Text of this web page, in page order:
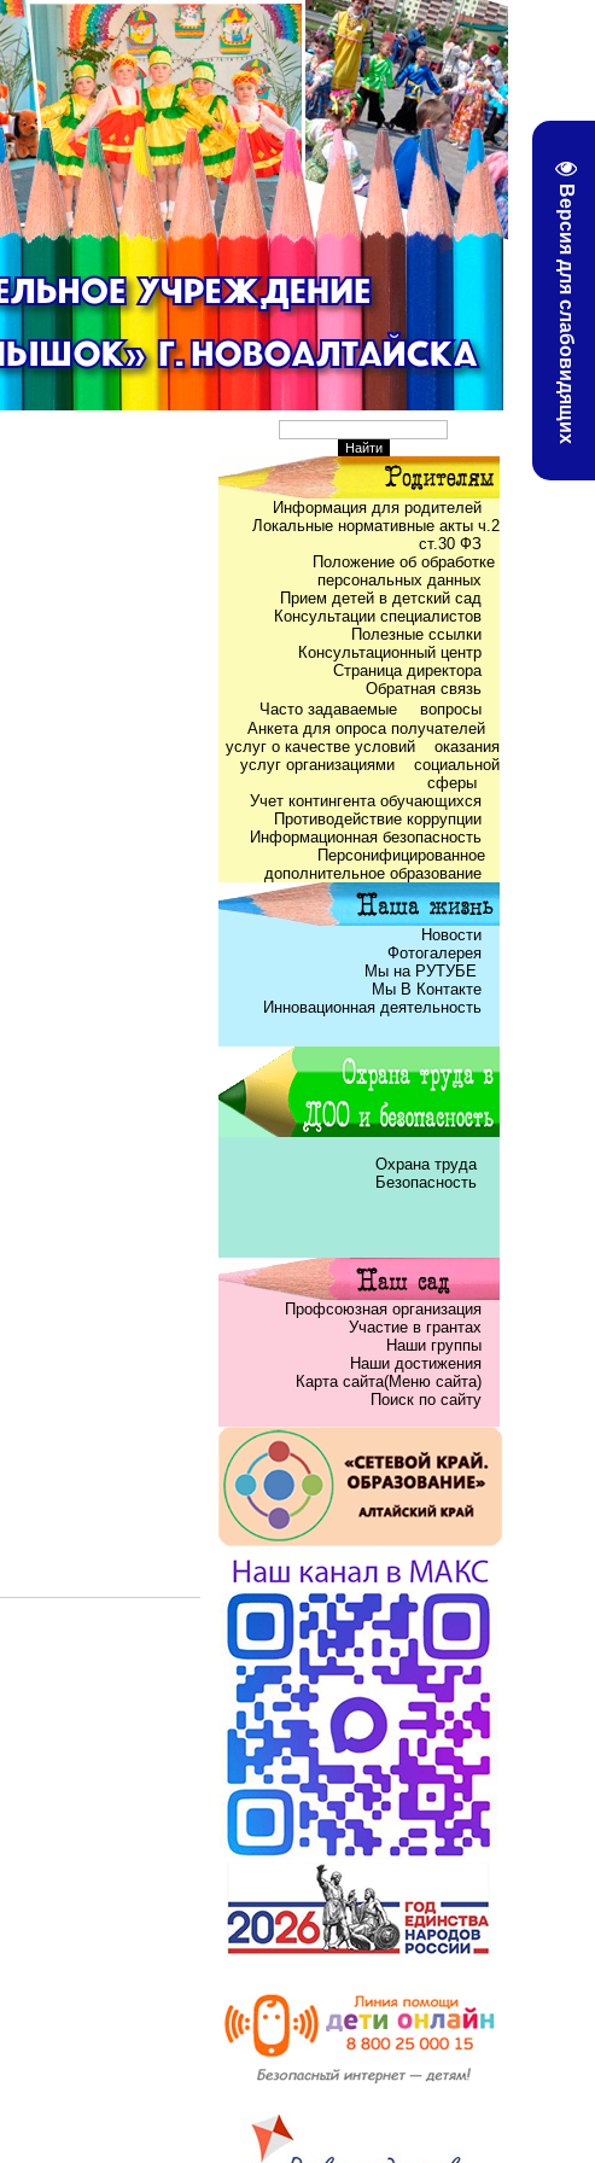
Версия для слабовидящих
Информация для родителей
Локальные нормативные акты ч.2
ст.30 ФЗ
Положение об обработке
персональных данных
Прием детей в детский сад
Консультации специалистов
Полезные ссылки
Консультационный центр
Страница директора
Обратная связь
Часто задаваемые
вопросы
Анкета для опроса получателей
услуг о качестве условий оказания
услуг организациями социальной
сферы
Учет контингента обучающихся
Противодействие коррупции
Информационная безопасность
Персонифицированное
дополнительное образование
Новости
Фотогалерея
Мы на РУТУБЕ
Мы В Контакте
Инновационная деятельность
Охрана труда
Безопасность
Профсоюзная организация
Участие в грантах
Наши группы
Наши достижения
Карта сайта(Меню сайта)
Поиск по сайту